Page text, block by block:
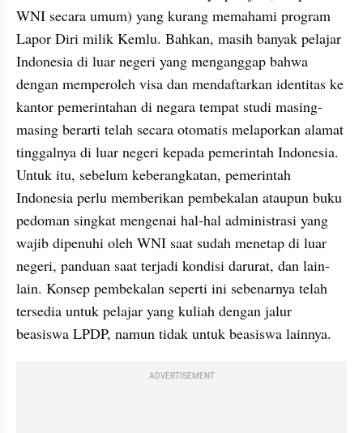
WNI secara umum) yang kurang memahami program
Lapor Diri milik Kemlu. Bahkan, masih banyak pelajar
Indonesia di luar negeri yang menganggap bahwa
dengan memperoleh visa dan mendaftarkan identitas ke
kantor pemerintahan di negara tempat studi masing-
masing berarti telah secara otomatis melaporkan alamat
tinggalnya di luar negeri kepada pemerintah Indonesia.
Untuk itu, sebelum keberangkatan, pemerintah
Indonesia perlu memberikan pembekalan ataupun buku
pedoman singkat mengenai hal-hal administrasi yang
wajib dipenuhi oleh WNI saat sudah menetap di luar
negeri, panduan saat terjadi kondisi darurat, dan lain-
lain. Konsep pembekalan seperti ini sebenarnya telah
tersedia untuk pelajar yang kuliah dengan jalur
beasiswa LPDP, namun tidak untuk beasiswa lainnya.
ADVERTISEMENT